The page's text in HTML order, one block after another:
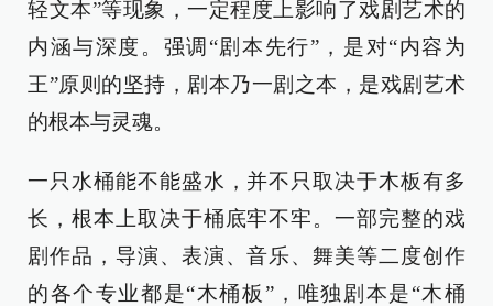
轻文本”等现象，一定程度上影响了戏剧艺术的
内涵与深度。强调“剧本先行”，是对“内容为
王”原则的坚持，剧本乃一剧之本，是戏剧艺术
的根本与灵魂。
一只水桶能不能盛水，并不只取决于木板有多
长，根本上取决于桶底牢不牢。一部完整的戏
剧作品，导演、表演、音乐、舞美等二度创作
的各个专业都是“木桶板”，唯独剧本是“木桶